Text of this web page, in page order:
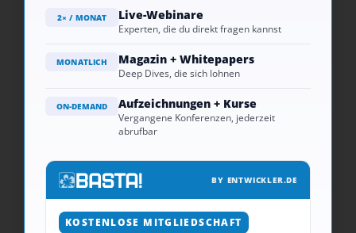
2× / MONAT Live-Webinare
Experten, die du direkt fragen kannst
MONATLICH Magazin + Whitepapers
Deep Dives, die sich lohnen
ON-DEMAND Aufzeichnungen + Kurse
Vergangene Konferenzen, jederzeit
abrufbar
BY ENTWICKLER.DE
KOSTENLOSE MITGLIEDSCHAFT